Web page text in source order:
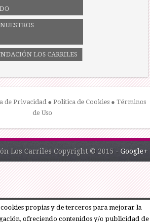
LOS CARRILES
de Privacidad● Política de Cookies● Términos
de Uso
Los Carriles Copyright © 2015 - Google+
cookies propias y de terceros para mejorar la
ofreciendo contenidos y/o publicidad de